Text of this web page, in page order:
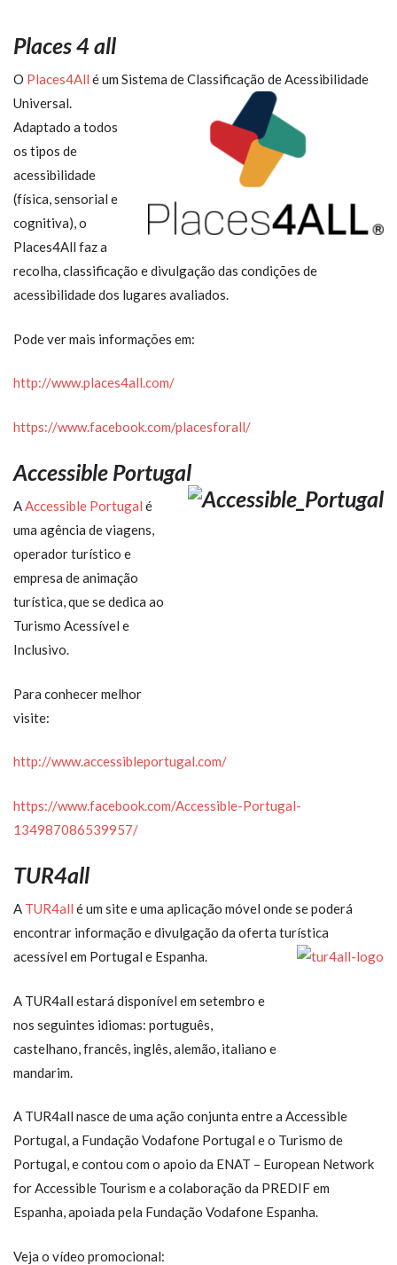
Places 4 all
O Places4All é um Sistema de Classificação de Acessibilidade
Universal.
Adaptado a todos
os tipos de
acessibilidade
(física, sensorial e
cognitiva), o
Places4All faz a
recolha, classificação e divulgação das condições de
acessibilidade dos lugares avaliados.
Pode ver mais informações em:
http://www.places4all.com/
https://www.facebook.com/placesforall/
Accessible Portugal
AAccessible Portugal é
uma agência de viagens,
operador turístico e
empresa de animação
turística, que se dedica ao
Turismo Acessível e
Inclusivo.
Para conhecer melhor
visite:
http://www.accessibleportugal.com/
https://www.facebook.com/Accessible-Portugal-
134987086539957/
TUR4all
A TUR4all é um site e uma aplicação móvel onde se poderá
encontrar informação e divulgação da oferta turística
acessível em Portugal e Espanha.
A TUR4all estará disponível em setembro e
nos seguintes idiomas: português,
castelhano, francês, inglês, alemão, italiano e
mandarim.
A TUR4all nasce de uma ação conjunta entre a Accessible
Portugal, a Fundação Vodafone Portugal e o Turismo de
Portugal, e contou com o apoio da ENAT – European Network
for Accessible Tourism e a colaboração da PREDIF em
Espanha, apoiada pela Fundação Vodafone Espanha.
Veja o vídeo promocional: